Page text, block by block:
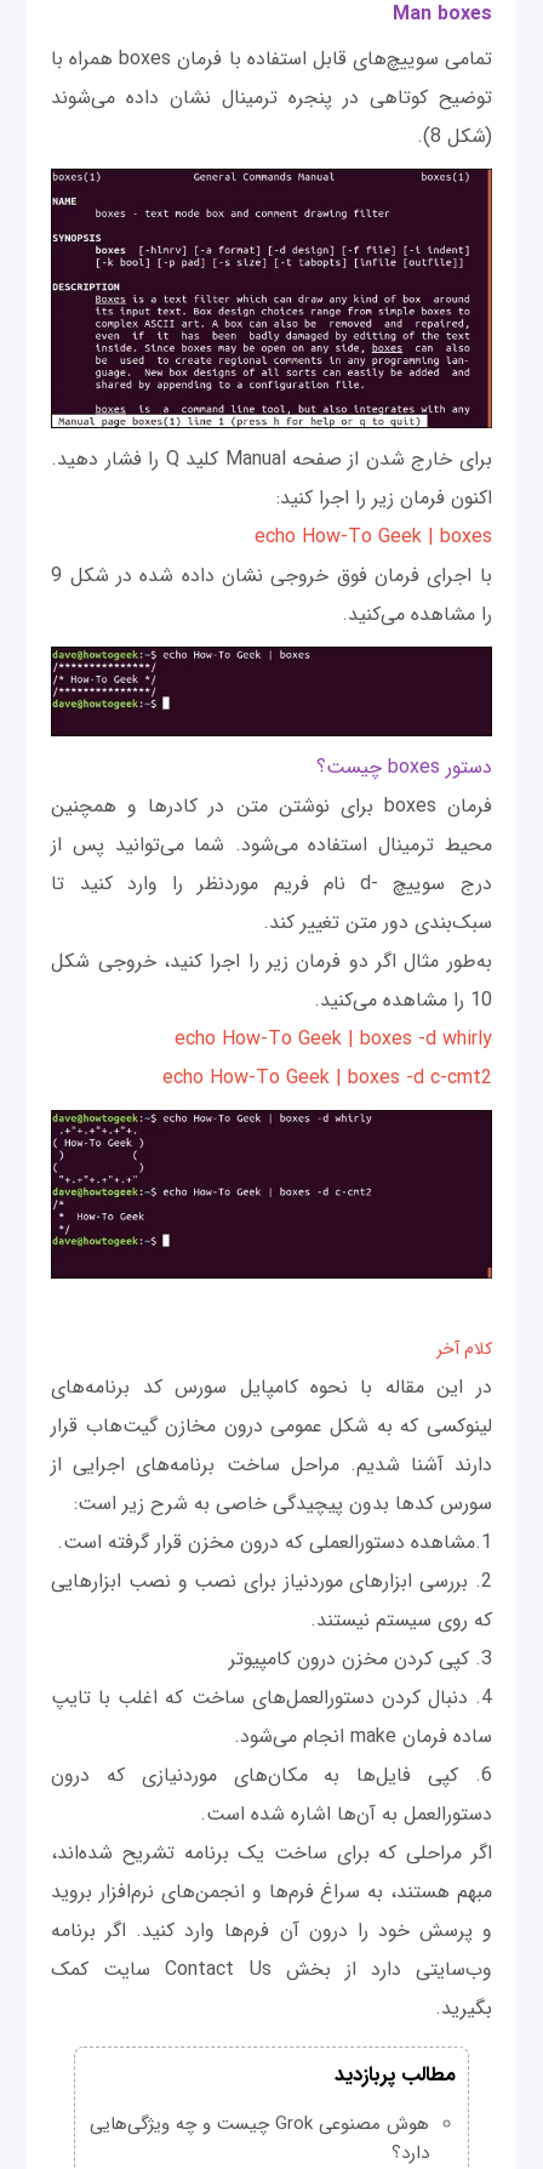
Man boxes
تمامی سوییچ‌های قابل استفاده با فرمان boxes همراه با
توضیح کوتاهی در پنجره ترمینال نشان داده می‌شوند
(شکل 8).
برای خارج شدن از صفحه Manual کلید Q را فشار دهید.
اکنون فرمان زیر را اجرا کنید:
echo How-To Geek | boxes
با اجرای فرمان فوق خروجی نشان داده شده در شکل 9
را مشاهده می‌کنید.
دستور boxes چیست؟
فرمان boxes برای نوشتن متن در کادرها و همچنین
محیط ترمینال استفاده می‌شود. شما می‌توانید پس از
درج سوییچ -d نام فریم موردنظر را وارد کنید تا
سبک‌بندی دور متن تغییر کند.
به‌طور مثال اگر دو فرمان زیر را اجرا کنید، خروجی شکل
10 را مشاهده می‌کنید.
echo How-To Geek | boxes -d whirly
echo How-To Geek | boxes -d c-cmt2
کلام آخر
در این مقاله با نحوه کامپایل سورس کد برنامه‌های
لینوکسی که به شکل عمومی درون مخازن گیت‌هاب قرار
دارند آشنا شدیم. مراحل ساخت برنامه‌های اجرایی از
سورس کدها بدون پیچیدگی خاصی به شرح زیر است:
1.مشاهده دستورالعملی که درون مخزن قرار گرفته است.
2. بررسی ابزارهای موردنیاز برای نصب و نصب ابزارهایی
که روی سیستم نیستند.
3. کپی کردن مخزن درون کامپیوتر
4. دنبال کردن دستورالعمل‌های ساخت که اغلب با تایپ
ساده فرمان make انجام می‌شود.
6. کپی فایل‌ها به مکان‌های موردنیازی که درون
دستورالعمل به آن‌ها اشاره شده است.
اگر مراحلی که برای ساخت یک برنامه تشریح شده‌اند،
مبهم هستند، به سراغ فرم‌ها و انجمن‌های نرم‌افزار بروید
و پرسش خود را درون آن فرم‌ها وارد کنید. اگر برنامه
وب‌سایتی دارد از بخش Contact Us سایت کمک
بگیرید.
مطالب پربازدید
هوش مصنوعی Grok چیست و چه ویژگی‌هایی
دارد؟